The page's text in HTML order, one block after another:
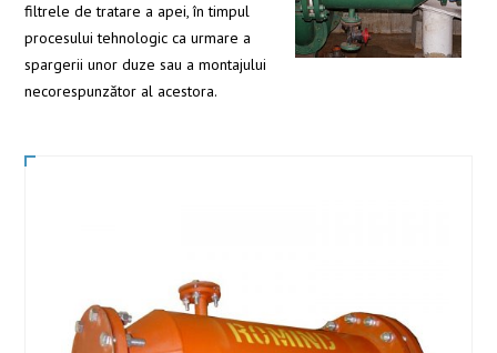
filtrele de tratare a apei, în timpul
procesului tehnologic ca urmare a
spargerii unor duze sau a montajului
necorespunzător al acestora.